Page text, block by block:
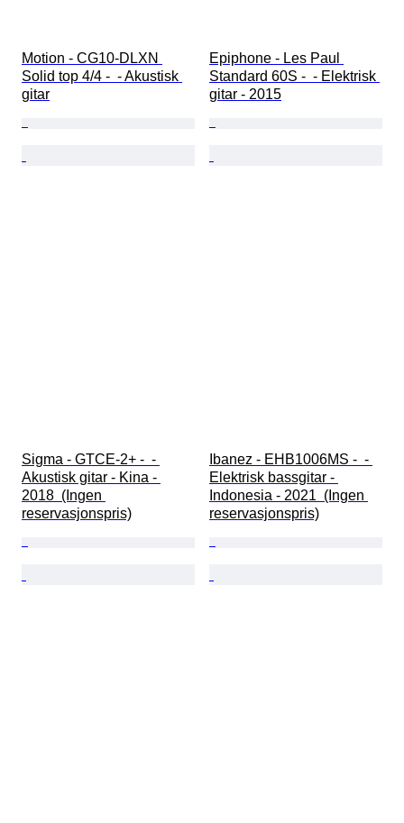
Motion - CG10-DLXN
Solid top 4/4 -  - Akustisk
gitar
Epiphone - Les Paul
Standard 60S -  - Elektrisk
gitar - 2015
Sigma - GTCE-2+ -  -
Akustisk gitar - Kina -
2018  (Ingen
reservasjonspris)
Ibanez - EHB1006MS -  -
Elektrisk bassgitar -
Indonesia - 2021  (Ingen
reservasjonspris)